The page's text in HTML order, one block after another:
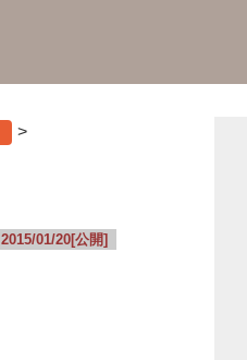
>
2015/01/20[公開]